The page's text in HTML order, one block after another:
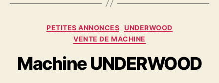
Catégories
PETITES ANNONCES
UNDERWOOD
VENTE DE MACHINE
Machine UNDERWOOD